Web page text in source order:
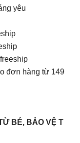
yêu
đơn hàng từ 149
BÉ, BẢO VỆ T